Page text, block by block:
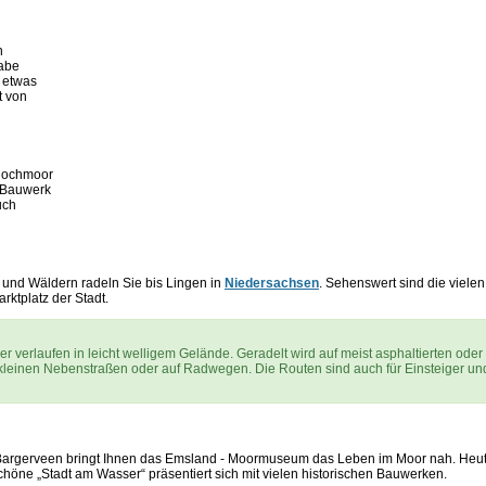
von
Wäldern radeln Sie bis Lingen in Niedersachsen. Sehenswert sind die vielen
der Stadt.
verlaufen in leicht welligem Gelände. Geradelt wird auf meist asphaltierten oder
Nebenstraßen oder auf Radwegen. Die Routen sind auch für Einsteiger
bringt Ihnen das Emsland - Moormuseum das Leben im Moor nah.
„Stadt am Wasser“ präsentiert sich mit vielen historischen Bauwerken.